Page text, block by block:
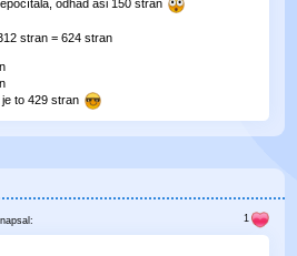
odhad asi 150 stran
stran = 624 stran
to 429 stran
napsal: